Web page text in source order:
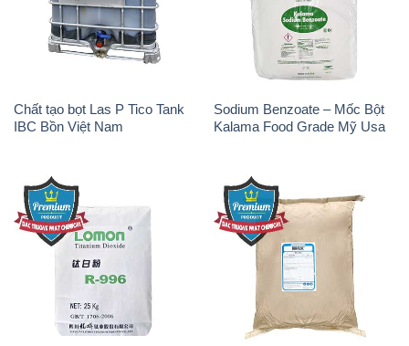
Chất tạo bọt Las P Tico Tank
IBC Bồn Việt Nam
Sodium Benzoate – Mốc Bột
Kalama Food Grade Mỹ Usa